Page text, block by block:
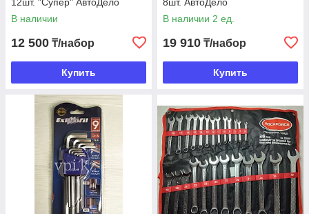
В наличии
12 500 ₸/набор
Купить
В наличии 2 ед.
19 910 ₸/набор
Купить